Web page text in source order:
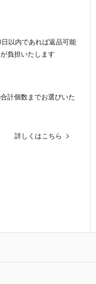
以内であれば返品可能
負担いたします
計個数までお選びいた
詳しくはこちら